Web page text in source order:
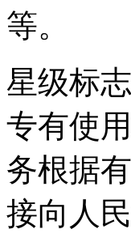
等。
星级标
专有使
务根据
接向人